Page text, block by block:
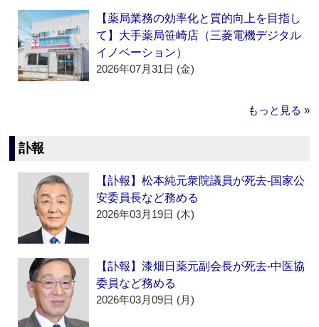
【薬局業務の効率化と質的向上を目指し
て】大手薬局笹崎店（三菱電機デジタル
イノベーション）
2026年07月31日 (金)
もっと見る »
訃報
【訃報】松本純元衆院議員が死去‐国家公
安委員長など務める
2026年03月19日 (木)
【訃報】漆畑日薬元副会長が死去‐中医協
委員など務める
2026年03月09日 (月)